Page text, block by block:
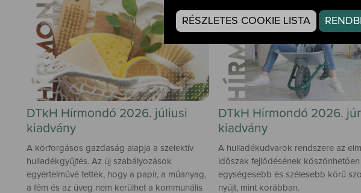
RÉSZLETES COOKIE LISTA
DTkH Hírmondó 2026. júliusi
kiadvány
A körforgásos gazdaság alapja a szelektív
hulladékgyűjtés. Az új szabályozások
egyértelművé tették, hogy a papír, a műanyag,
a fém és az üveg nem kerülhet a kommunális
DTkH Hírmondó 2026.
kiadvány
A hulladékudvarok rendszere az
időszak fejlődésének
egységesebb és szélesebb körű
nyújt, mint korábban.